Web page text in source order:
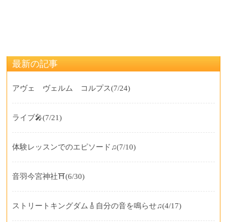
最新の記事
アヴェ ヴェルム コルプス(7/24)
ライブ🎤(7/21)
体験レッスンでのエピソード♫(7/10)
音羽今宮神社⛩️(6/30)
ストリートキングダム🎸自分の音を鳴らせ♫(4/17)